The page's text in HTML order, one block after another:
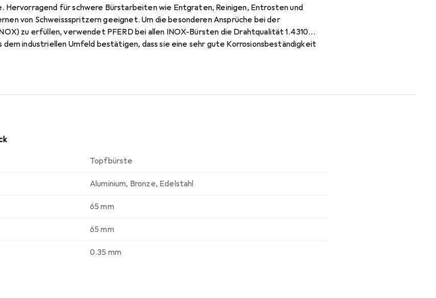
Hervorragend für schwere Bürstarbeiten wie Entgraten, Reinigen, Entrosten und
von Schweissspritzern geeignet. Um die besonderen Ansprüche bei der
zu erfüllen, verwendet PFERD bei allen INOX-Bürsten die Drahtqualität 1.4310
dem industriellen Umfeld bestätigen, dass sie eine sehr gute Korrosionsbeständigkeit
wie zum Beispiel V4A, geeignet. Die Drahtqualität 1.4310 neigt bei Kaltverfestigung zu
Verformung, zum Beispiel während des Drahtziehens, hervorgerufen wird. Dies hat
und Korrosionsbeständigkeit des INOX-Besatzes. Er behält seine
Edelstahldraht (INOX) hält Temperaturen bis 450 °C stand. t-Ø 0,35 mm
Topfbürste
Aluminium, Bronze, Edelstahl
65 mm
65 mm
0.35 mm